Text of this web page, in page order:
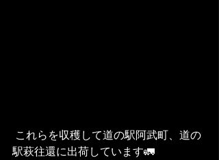
駅萩往還に出荷しています🚛